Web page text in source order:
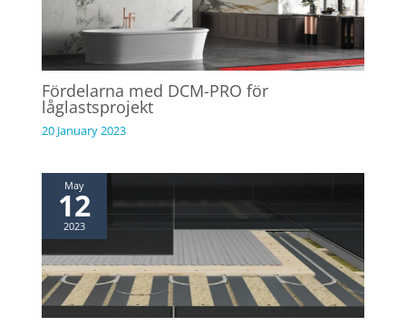
t
i
o
n
Fördelarna med DCM-PRO för
låglastsprojekt
20 January 2023
May
12
2023